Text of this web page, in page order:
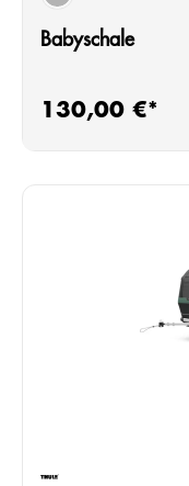
schwarz
Babyschale
Regulärer Preis:
130,00 €*